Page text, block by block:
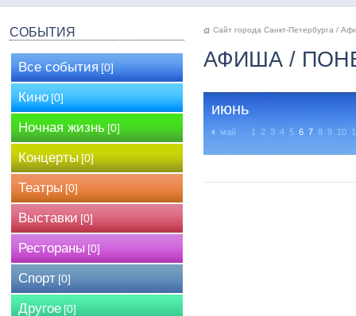
СОБЫТИЯ
Все события[0]
Кино[0]
Ночная жизнь [0]
Концерты [0]
Театры [0]
Выставки [0]
Рестораны [0]
Спорт [0]
Другое [0]
Сайт города Санкт-Петербурга /
АФИША /
июнь
май 1 2 3 4 5 6 7 8 9 10